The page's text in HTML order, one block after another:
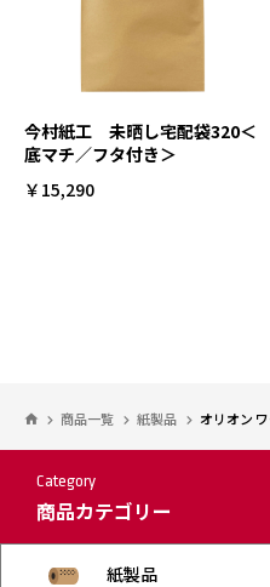
今村紙工 未晒し宅配袋320＜
底マチ／フタ付き＞
￥15,290
商品一覧 紙製品 オリオン
Category
商品カテゴリー
紙製品